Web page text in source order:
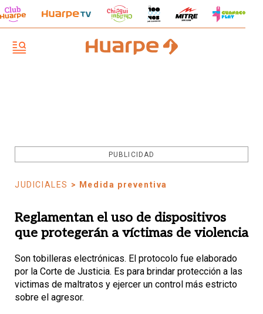
PUBLICIDAD
JUDICIALES > Medida preventiva
Reglamentan el uso de dispositivos
que protegerán a víctimas de violencia
Son tobilleras electrónicas. El protocolo fue elaborado
por la Corte de Justicia. Es para brindar protección a las
victimas de maltratos y ejercer un control más estricto
sobre el agresor.